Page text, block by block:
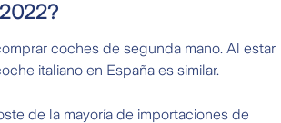
coches de segunda mano. Al estar
italiano en España es similar.
de la mayoría de importaciones de